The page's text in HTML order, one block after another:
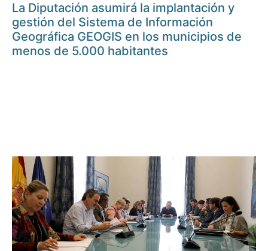
La Diputación asumirá la implantación y
gestión del Sistema de Información
Geográfica GEOGIS en los municipios de
menos de 5.000 habitantes